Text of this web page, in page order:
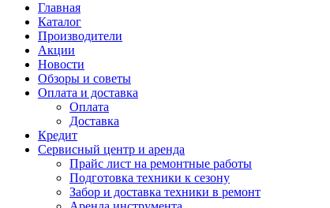
Главная
Каталог
Производители
Акции
Новости
Обзоры и советы
Оплата и доставка
Оплата
Доставка
Кредит
Сервисный центр и аренда
Прайс лист на ремонтные работы
Подготовка техники к сезону
Забор и доставка техники в ремонт